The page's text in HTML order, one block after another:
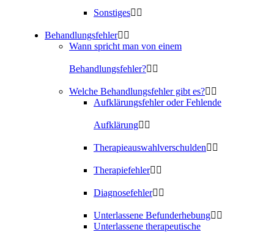
Sonstiges
Behandlungsfehler
Wann spricht man von einem
Behandlungsfehler?
Welche Behandlungsfehler gibt es?
Aufklärungsfehler oder Fehlende
Aufklärung
Therapieauswahlverschulden
Therapiefehler
Diagnosefehler
Unterlassene Befunderhebung
Unterlassene therapeutische